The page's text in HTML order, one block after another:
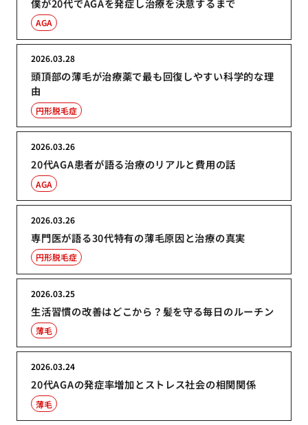
AGA
頭頂部の薄毛が治療薬で最も回復しやすい科学的な理
由
2026.03.28
円形脱毛症
20代AGA患者が語る治療のリアルと費用の話
2026.03.26
AGA
専門医が語る30代特有の薄毛原因と治療の真実
2026.03.26
円形脱毛症
生活習慣の改善はどこから？髪を守る毎日のルーチン
2026.03.25
薄毛
20代AGAの発症率増加とストレス社会の相関関係
2026.03.24
薄毛